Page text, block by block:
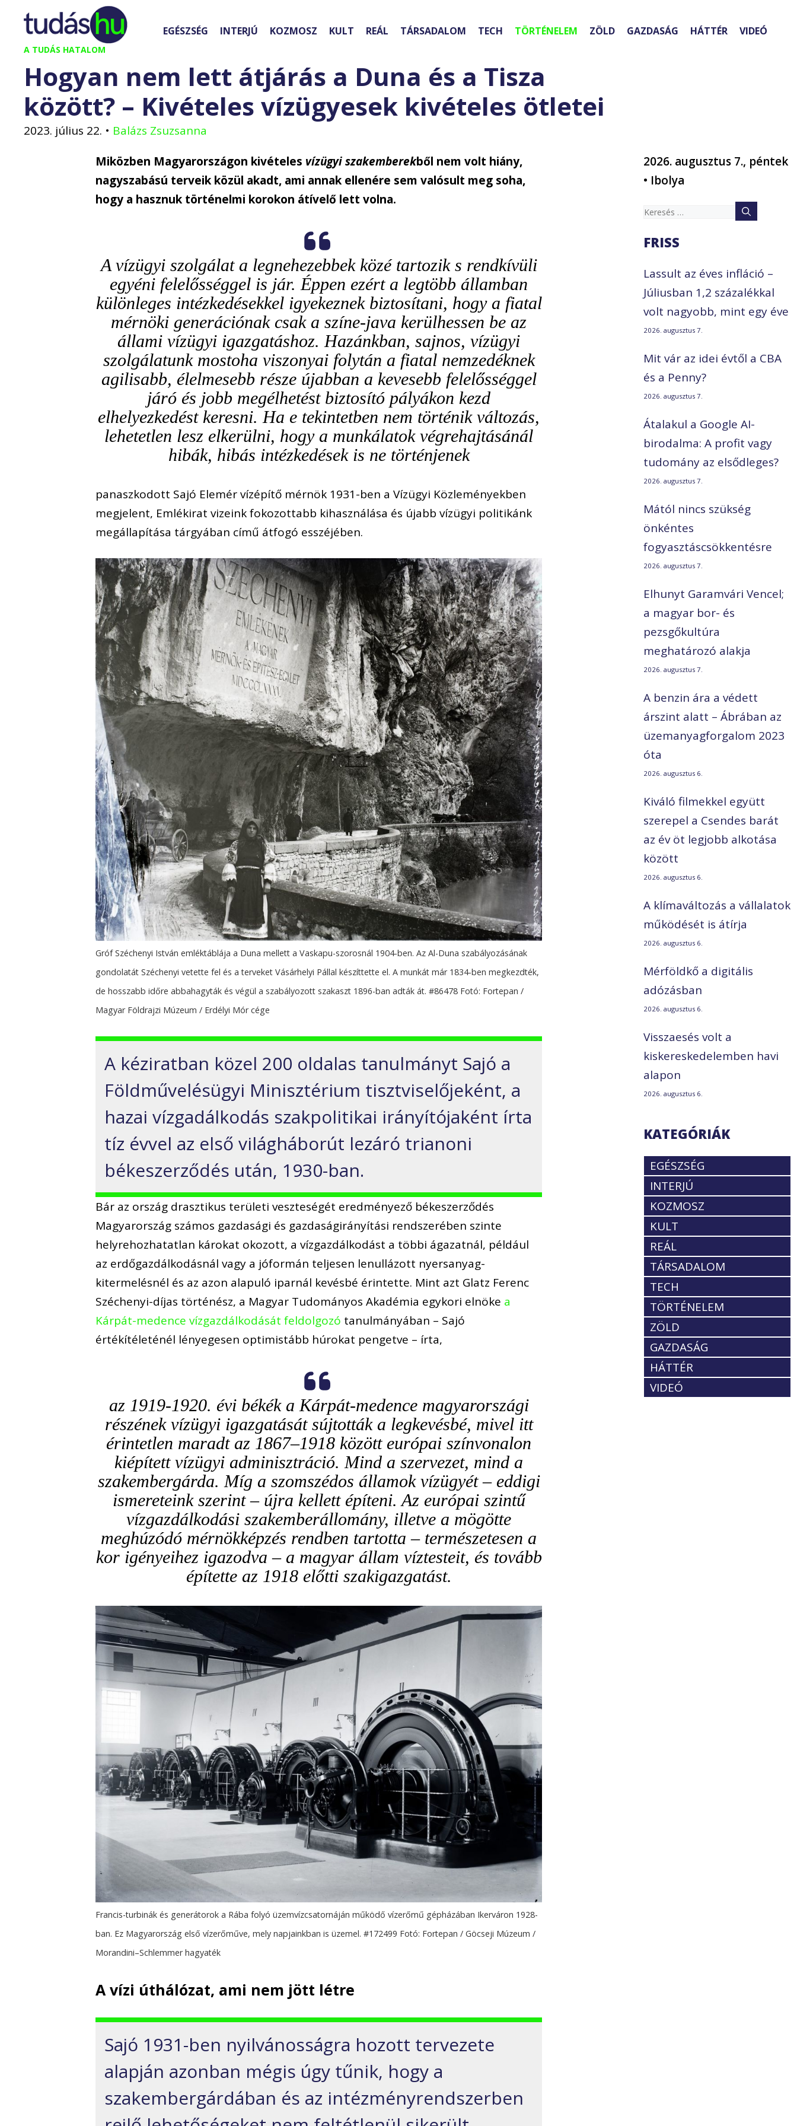
Kilépés
tartalomba
A TUDÁS HATALOM
EGÉSZSÉG INTERJÚ KOZMOSZ KULT REÁL TÁRSADALOM TECH TÖRTÉNELEM ZÖLD GAZDASÁG HÁTTÉR VIDEÓ
Hogyan nem lett átjárás a Duna és a Tisza
között? – Kivételes vízügyesek kivételes ötletei
2023. július 22. • Balázs Zsuzsanna
Miközben Magyarországon kivételes vízügyi szakemberekből nem volt hiány,
nagyszabású terveik közül akadt, ami annak ellenére sem valósult meg soha,
hogy a hasznuk történelmi korokon átívelő lett volna.
A vízügyi szolgálat a legnehezebbek közé tartozik s rendkívüli
egyéni felelősséggel is jár. Éppen ezért a legtöbb államban
különleges intézkedésekkel igyekeznek biztosítani, hogy a fiatal
mérnöki generációnak csak a színe-java kerülhessen be az
állami vízügyi igazgatáshoz. Hazánkban, sajnos, vízügyi
szolgálatunk mostoha viszonyai folytán a fiatal nemzedéknek
agilisabb, élelmesebb része újabban a kevesebb felelősséggel
járó és jobb megélhetést biztosító pályákon kezd
elhelyezkedést keresni. Ha e tekintetben nem történik változás,
lehetetlen lesz elkerülni, hogy a munkálatok végrehajtásánál
hibák, hibás intézkedések is ne történjenek
panaszkodott Sajó Elemér vízépítő mérnök 1931-ben a Vízügyi Közleményekben
megjelent, Emlékirat vizeink fokozottabb kihasználása és újabb vízügyi politikánk
megállapítása tárgyában című átfogó esszéjében.
Gróf Széchenyi István emléktáblája a Duna mellett a Vaskapu-szorosnál 1904-ben. Az Al-Duna szabályozásának
gondolatát Széchenyi vetette fel és a terveket Vásárhelyi Pállal készíttette el. A munkát már 1834-ben megkezdték,
de hosszabb időre abbahagyták és végül a szabályozott szakaszt 1896-ban adták át. #86478 Fotó: Fortepan /
Magyar Földrajzi Múzeum / Erdélyi Mór cége
A kéziratban közel 200 oldalas tanulmányt Sajó a
Földművelésügyi Minisztérium tisztviselőjeként, a
hazai vízgadálkodás szakpolitikai irányítójaként írta
tíz évvel az első világháborút lezáró trianoni
békeszerződés után, 1930-ban.
Bár az ország drasztikus területi veszteségét eredményező békeszerződés
Magyarország számos gazdasági és gazdaságirányítási rendszerében szinte
helyrehozhatatlan károkat okozott, a vízgazdálkodást a többi ágazatnál, például
az erdőgazdálkodásnál vagy a jóformán teljesen lenullázott nyersanyag-
kitermelésnél és az azon alapuló iparnál kevésbé érintette. Mint azt Glatz Ferenc
Széchenyi-díjas történész, a Magyar Tudományos Akadémia egykori elnöke a
Kárpát-medence vízgazdálkodását feldolgozó tanulmányában – Sajó
értékítéleténél lényegesen optimistább húrokat pengetve – írta,
az 1919-1920. évi békék a Kárpát-medence magyarországi
részének vízügyi igazgatását sújtották a legkevésbé, mivel itt
érintetlen maradt az 1867–1918 között európai színvonalon
kiépített vízügyi adminisztráció. Mind a szervezet, mind a
szakembergárda. Míg a szomszédos államok vízügyét – eddigi
ismereteink szerint – újra kellett építeni. Az európai szintű
vízgazdálkodási szakemberállomány, illetve a mögötte
meghúzódó mérnökképzés rendben tartotta – természetesen a
kor igényeihez igazodva – a magyar állam víztesteit, és tovább
építette az 1918 előtti szakigazgatást.
Francis-turbinák és generátorok a Rába folyó üzemvízcsatornáján működő vízerőmű gépházában Ikerváron 1928-
ban. Ez Magyarország első vízerőműve, mely napjainkban is üzemel. #172499 Fotó: Fortepan / Göcseji Múzeum /
Morandini–Schlemmer hagyaték
A vízi úthálózat, ami nem jött létre
Sajó 1931-ben nyilvánosságra hozott tervezete
alapján azonban mégis úgy tűnik, hogy a
szakembergárdában és az intézményrendszerben
2026. augusztus 7., péntek
• Ibolya
Keresés:
FRISS
Lassult az éves infláció –
Júliusban 1,2 százalékkal
volt nagyobb, mint egy éve
2026. augusztus 7.
Mit vár az idei évtől a CBA
és a Penny?
2026. augusztus 7.
Átalakul a Google AI-
birodalma: A profit vagy
tudomány az elsődleges?
2026. augusztus 7.
Mától nincs szükség
önkéntes
fogyasztáscsökkentésre
2026. augusztus 7.
Elhunyt Garamvári Vencel;
a magyar bor- és
pezsgőkultúra
meghatározó alakja
2026. augusztus 7.
A benzin ára a védett
árszint alatt – Ábrában az
üzemanyagforgalom 2023
óta
2026. augusztus 6.
Kiváló filmekkel együtt
szerepel a Csendes barát
az év öt legjobb alkotása
között
2026. augusztus 6.
A klímaváltozás a vállalatok
működését is átírja
2026. augusztus 6.
Mérföldkő a digitális
adózásban
2026. augusztus 6.
Visszaesés volt a
kiskereskedelemben havi
alapon
2026. augusztus 6.
KATEGÓRIÁK
EGÉSZSÉG
INTERJÚ
KOZMOSZ
KULT
REÁL
TÁRSADALOM
TECH
TÖRTÉNELEM
ZÖLD
GAZDASÁG
HÁTTÉR
VIDEÓ